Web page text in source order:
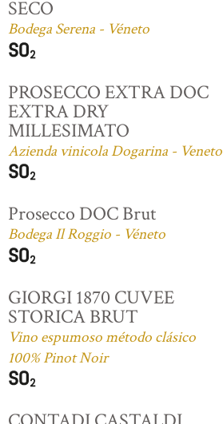
SECO
Bodega Serena - Véneto
PROSECCO EXTRA DOC
EXTRA DRY
MILLESIMATO
Azienda vinicola Dogarina - Veneto
Prosecco DOC Brut
Bodega Il Roggio - Véneto
GIORGI 1870 CUVEE
STORICA BRUT
Vino espumoso método clásico
100% Pinot Noir